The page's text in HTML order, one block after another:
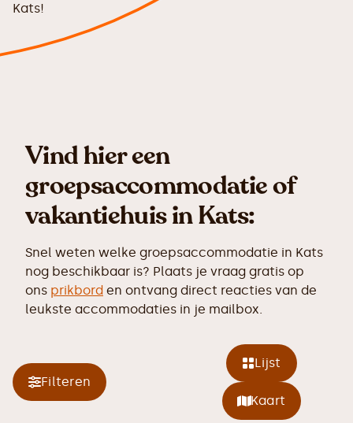
Kats!
Vind hier een
groepsaccommodatie of
vakantiehuis in Kats:
Snel weten welke groepsaccommodatie in Kats
nog beschikbaar is? Plaats je vraag gratis op
ons prikbord en ontvang direct reacties van de
leukste accommodaties in je mailbox.
Filteren
Lijst
Kaart